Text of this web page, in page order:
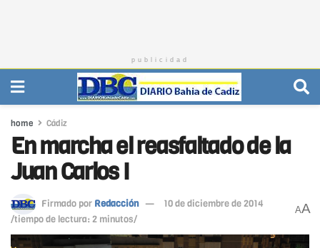
publicidad
home Cádiz
En marcha el reasfaltado de la
Juan Carlos I
Firmado por Redacción
10 de diciembre de 2014
/tiempo de lectura: 2 minutos/
AA